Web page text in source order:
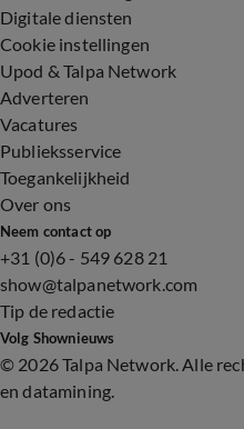
Digitale diensten
Cookie instellingen
Upod & Talpa Network
Adverteren
Vacatures
Publieksservice
Toegankelijkheid
Over ons
Neem contact op
+31 (0)6 - 549 628 21
show@talpanetwork.com
Tip de redactie
Volg Shownieuws
© 2026 Talpa Network. Alle
en datamining.